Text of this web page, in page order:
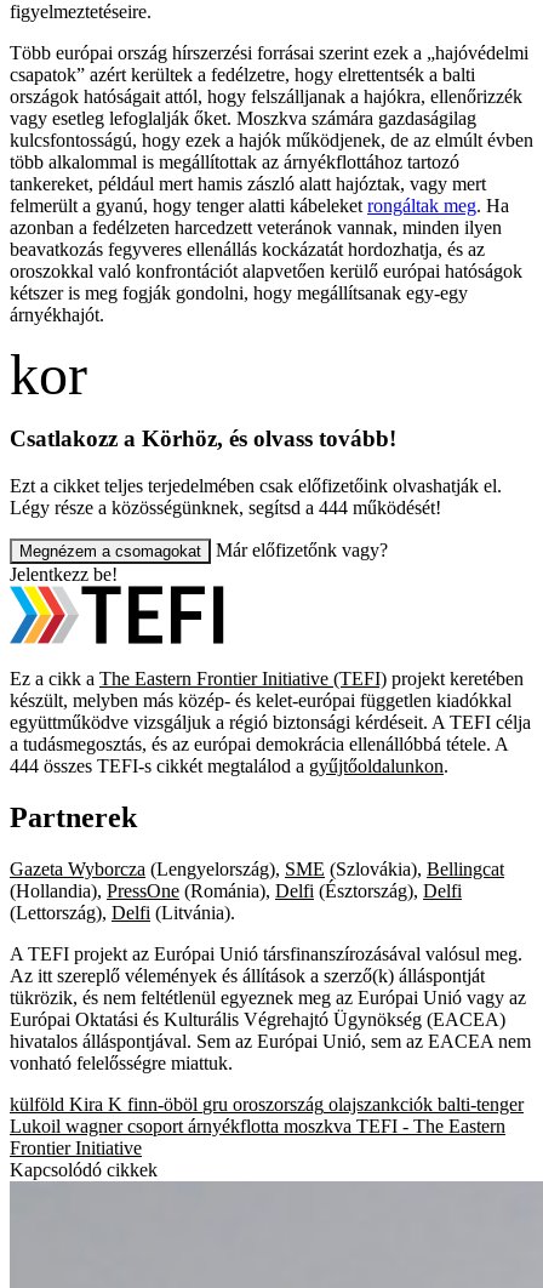
figyelmeztetéseire.
Több európai ország hírszerzési forrásai szerint ezek a „hajóvédelmi
csapatok” azért kerültek a fedélzetre, hogy elrettentsék a balti
országok hatóságait attól, hogy felszálljanak a hajókra, ellenőrizzék
vagy esetleg lefoglalják őket. Moszkva számára gazdaságilag
kulcsfontosságú, hogy ezek a hajók működjenek, de az elmúlt évben
több alkalommal is megállítottak az árnyékflottához tartozó
tankereket, például mert hamis zászló alatt hajóztak, vagy mert
felmerült a gyanú, hogy tenger alatti kábeleket rongáltak meg. Ha
azonban a fedélzeten harcedzett veteránok vannak, minden ilyen
beavatkozás fegyveres ellenállás kockázatát hordozhatja, és az
oroszokkal való konfrontációt alapvetően kerülő európai hatóságok
kétszer is meg fogják gondolni, hogy megállítsanak egy-egy
árnyékhajót.
Csatlakozz a Körhöz, és olvass tovább!
Ezt a cikket teljes terjedelmében csak előfizetőink olvashatják el.
Légy része a közösségünknek, segítsd a 444 működését!
Megnézem a csomagokat
Már előfizetőnk vagy?
Jelentkezz be!
Ez a cikk a The Eastern Frontier Initiative (TEFI) projekt keretében
készült, melyben más közép- és kelet-európai független kiadókkal
együttműködve vizsgáljuk a régió biztonsági kérdéseit. A TEFI célja
a tudásmegosztás, és az európai demokrácia ellenállóbbá tétele. A
444 összes TEFI-s cikkét megtalálod a gyűjtőoldalunkon.
Partnerek
Gazeta Wyborcza (Lengyelország), SME (Szlovákia), Bellingcat
(Hollandia), PressOne (Románia), Delfi (Észtország), Delfi
(Lettország), Delfi (Litvánia).
A TEFI projekt az Európai Unió társfinanszírozásával valósul meg.
Az itt szereplő vélemények és állítások a szerző(k) álláspontját
tükrözik, és nem feltétlenül egyeznek meg az Európai Unió vagy az
Európai Oktatási és Kulturális Végrehajtó Ügynökség (EACEA)
hivatalos álláspontjával. Sem az Európai Unió, sem az EACEA nem
vonható felelősségre miattuk.
külföld Kira K finn-öböl gru oroszország olajszankciók balti-tenger
Lukoil wagner csoport árnyékflotta moszkva TEFI - The Eastern
Frontier Initiative
Kapcsolódó cikkek